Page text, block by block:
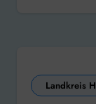
Landkreis